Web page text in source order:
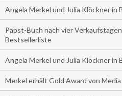
Angela Merkel und Julia Klöckner in
Papst-Buch nach vier
Bestsellerliste
Angela Merkel und Julia Klöckner in
Merkel erhält Gold Award von